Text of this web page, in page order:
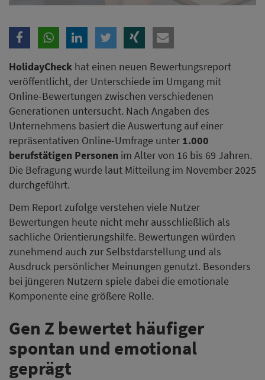
HolidayCheck hat einen neuen Bewertungsreport
veröffentlicht, der Unterschiede im Umgang mit
Online-Bewertungen zwischen verschiedenen
Generationen untersucht. Nach Angaben des
Unternehmens basiert die Auswertung auf einer
repräsentativen Online-Umfrage unter 1.000
berufstätigen Personen im Alter von 16 bis 69 Jahren.
Die Befragung wurde laut Mitteilung im November 2025
durchgeführt.
Dem Report zufolge verstehen viele Nutzer
Bewertungen heute nicht mehr ausschließlich als
sachliche Orientierungshilfe. Bewertungen würden
zunehmend auch zur Selbstdarstellung und als
Ausdruck persönlicher Meinungen genutzt. Besonders
bei jüngeren Nutzern spiele dabei die emotionale
Komponente eine größere Rolle.
Gen Z bewertet häufiger
spontan und emotional
geprägt